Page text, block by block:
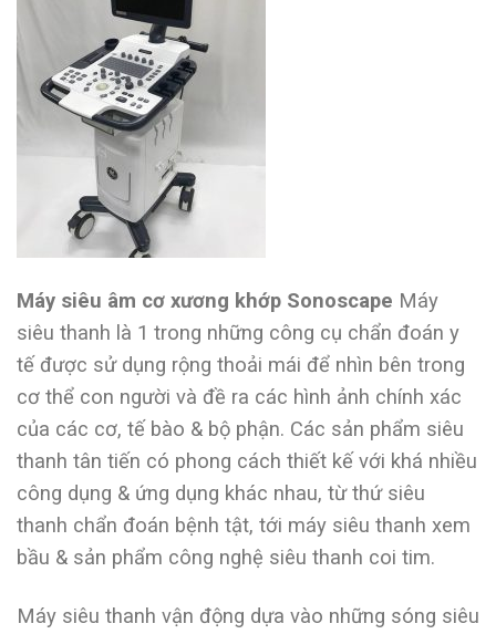
Máy siêu âm cơ xương khớp Sonoscape Máy
siêu thanh là 1 trong những công cụ chẩn đoán y
tế được sử dụng rộng thoải mái để nhìn bên trong
cơ thể con người và đề ra các hình ảnh chính xác
của các cơ, tế bào & bộ phận. Các sản phẩm siêu
thanh tân tiến có phong cách thiết kế với khá nhiều
công dụng & ứng dụng khác nhau, từ thứ siêu
thanh chẩn đoán bệnh tật, tới máy siêu thanh xem
bầu & sản phẩm công nghệ siêu thanh coi tim.
Máy siêu thanh vận động dựa vào những sóng siêu